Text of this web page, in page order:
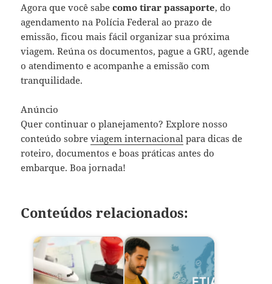
Agora que você sabecomo tirar passaporte, do
agendamento na Polícia Federal ao prazo de
emissão, ficou mais fácil organizar sua próxima
viagem. Reúna os documentos, pague a GRU, agende
o atendimento e acompanhe a emissão com
tranquilidade.
Anúncio
Quer continuar o planejamento? Explore nosso
conteúdo sobreviagem internacional para dicas de
roteiro, documentos e boas práticas antes do
embarque. Boa jornada!
Conteúdos relacionados: